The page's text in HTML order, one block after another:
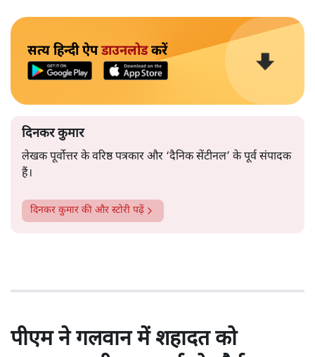
जिस समय मोदी सरकार की तरफ से दावा किया जा रहा है कि
सितंबर तक नगा शांति समझौते को अंतिम रूप दे दिया जाएगा,
उसी समय नगा विद्रोही नेता टी. मुइवा के दिए गए ताज़ा बयान से
लगता नहीं कि समझौते को अंतिम रूप दे पाना मुमकिन हो
सत्य हिन्दी ऐपडाउनलोडकरें
लेखक पूर्वोत्तर के वरिष्ठ पत्रकार और ‘दैनिक सेंटीनल’ के पूर्व संपादक
हैं।